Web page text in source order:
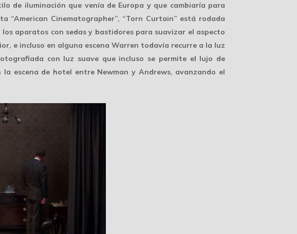
de iluminación que venía de Europa y que cambiaría para
“American Cinematographer”, “Torn Curtain” está rodada
aparatos con sedas y bastidores para suavizar el aspecto
e incluso en alguna escena Warren todavía recurre a la luz
con luz suave que incluso se permite el lujo de
escena de hotel entre Newman y Andrews, avanzando el